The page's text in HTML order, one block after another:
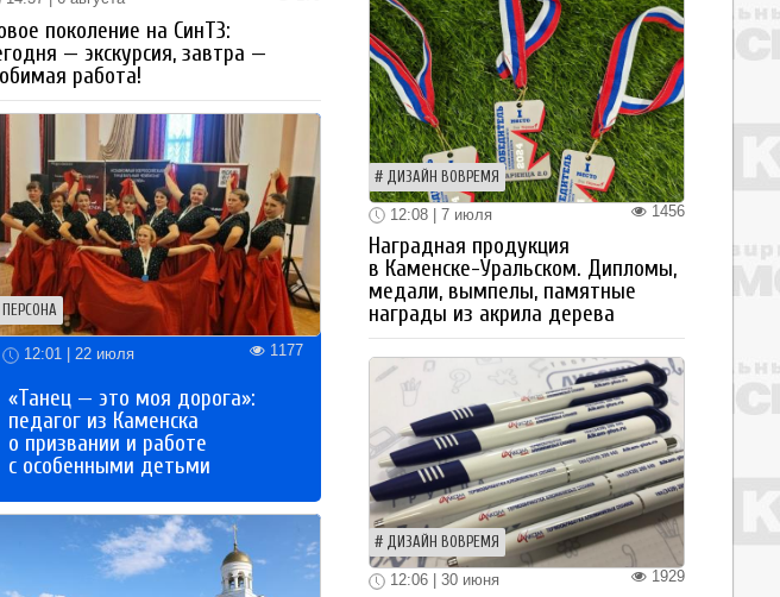
поколение на СинТЗ:
— экскурсия, завтра —
работа!
ПЕРСОНА
12:01 | 22 июля 1177
«Танец — это моя дорога»:
педагог из Каменска
о призвании и работе
с особенными детьми
ДИЗАЙН ВОВРЕМЯ
1456
12:08 | 7 июля
Наградная продукция
в Каменске-Уральском. Дипломы,
медали, вымпелы, памятные
награды из акрила дерева
ДИЗАЙН ВОВРЕМЯ
1929
12:06 | 30 июня